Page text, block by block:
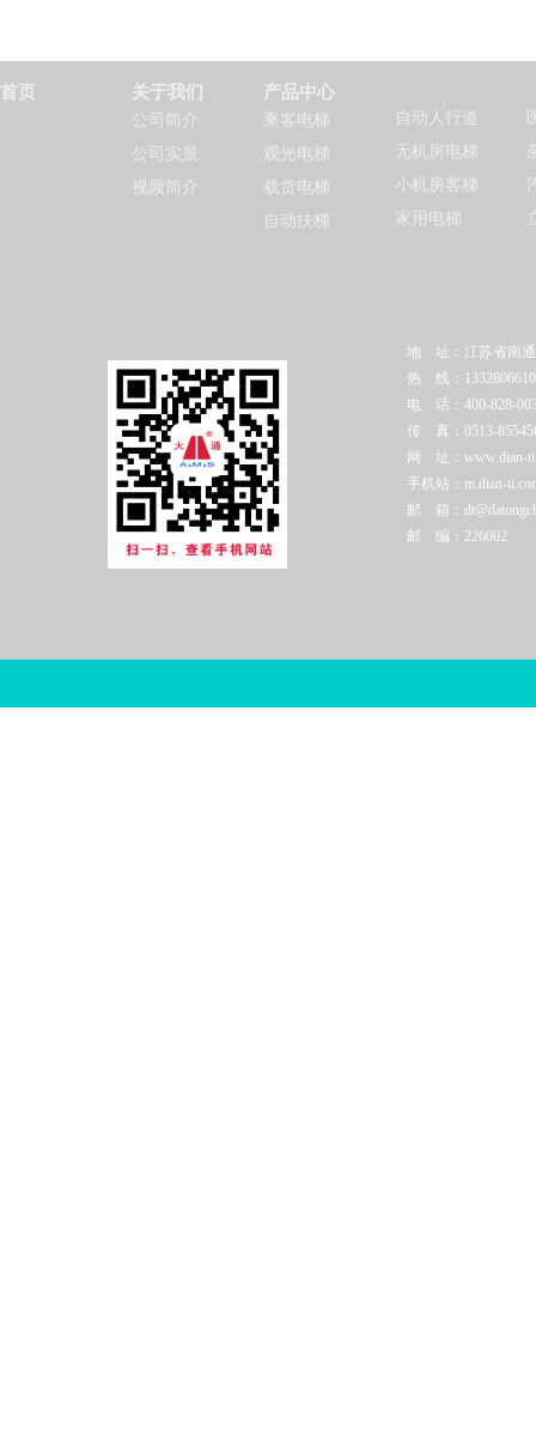
首页 关于我们
公司简介
公司实景
视频简介
产品中心
乘客电梯
观光电梯
载货电梯
自动扶梯
自动人行道
无机房电梯
小机房客梯
家用电梯
地 址：江苏省南通
热 线：
电 话：400-828-
传 真：0513-
网 址：www.dian-
手机站：m.dian-
邮 箱：
邮 编：226002